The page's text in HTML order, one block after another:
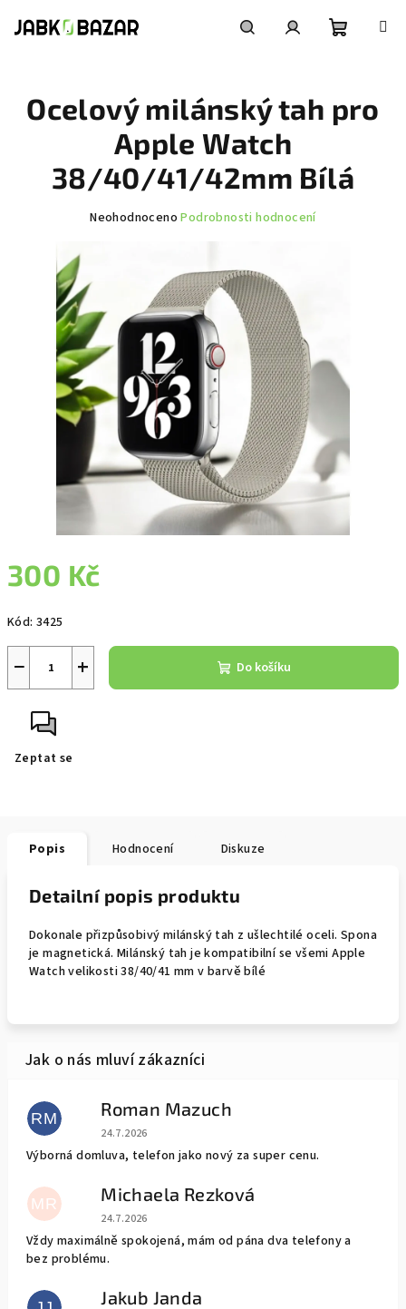
košík
300 Kč
cena:
Kód: 3425
+
− Do košíku
Zeptat se
Ocelový milánský tah pro
Apple Watch
38/40/41/42mm Bílá
Průměrné
0,0
z
5
hvězdiček.
Neohodnoceno Podrobnosti hodnocení
Popis Hodnocení Diskuze
Detailní popis produktu
Dokonale přizpůsobivý milánský tah z ušlechtilé oceli. Spona
je magnetická. Milánský tah je kompatibilní se všemi Apple
Watch velikosti 38/40/41 mm v barvě bílé
RM Roman Mazuch
Hodnocení obchodu je 5 z 5 hvězdiček.
24.7.2026
Výborná domluva, telefon jako nový za super cenu.
MR Michaela Rezková
Hodnocení obchodu je 5 z 5 hvězdiček.
24.7.2026
Vždy maximálně spokojená, mám od pána dva telefony a
bez problému.
Jakub Janda